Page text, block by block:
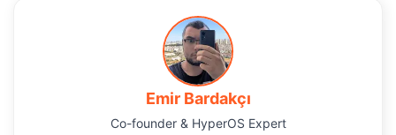
Emir Bardakçı
Co-founder & HyperOS Expert